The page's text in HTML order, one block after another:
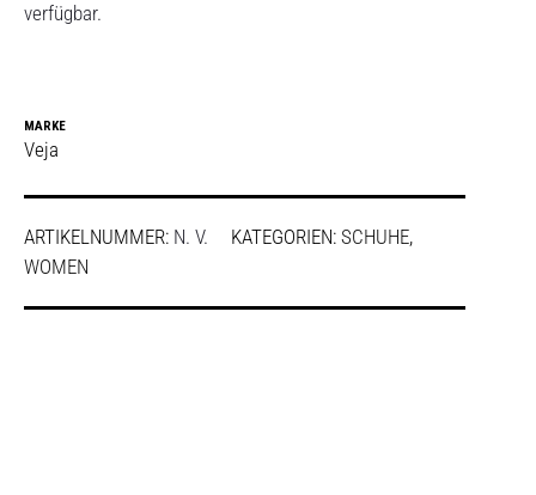
verfügbar.
MARKE
Veja
ARTIKELNUMMER: N. V. KATEGORIEN: SCHUHE,
WOMEN